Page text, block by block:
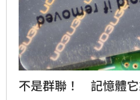
不是群聯！　記憶體